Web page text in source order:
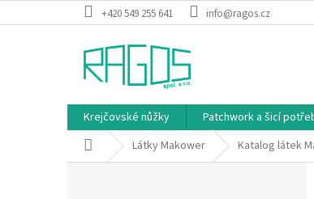
na
+420 549 255 641 info@ragos.cz
Krejčovské nůžky Patchwork a šicí
Domů Látky Makower Katalog látek